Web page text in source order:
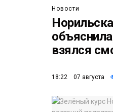
Новости
взялся
18:22 07 августа